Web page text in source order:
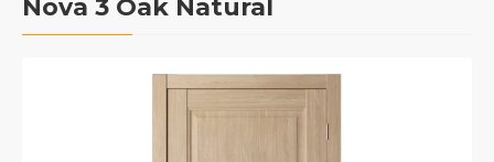
Nova 3 Oak Natural